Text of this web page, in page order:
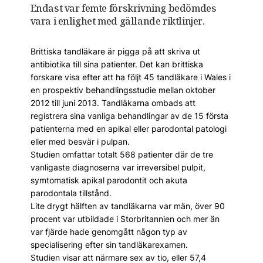
Endast var femte förskrivning bedömdes
vara i enlighet med gällande riktlinjer.
Brittiska tandläkare är pigga på att skriva ut
antibiotika till sina patienter. Det kan brittiska
forskare visa efter att ha följt 45 tandläkare i Wales i
en prospektiv behandlingsstudie mellan oktober
2012 till juni 2013. Tandläkarna ombads att
registrera sina vanliga behandlingar av de 15 första
patienterna med en apikal eller parodontal patologi
eller med besvär i pulpan.
Studien omfattar totalt 568 patienter där de tre
vanligaste diagnoserna var irreversibel pulpit,
symtomatisk apikal parodontit och akuta
parodontala tillstånd.
Lite drygt hälften av tandläkarna var män, över 90
procent var utbildade i Storbritannien och mer än
var fjärde hade genomgått någon typ av
specialisering efter sin tandläkarexamen.
Studien visar att närmare sex av tio, eller 57,4